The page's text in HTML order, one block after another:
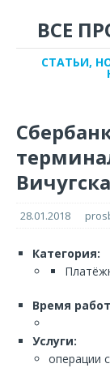
ВСЕ
СТАТЬИ,
28.01.2018
Категория:
Время
Услуги:
операции